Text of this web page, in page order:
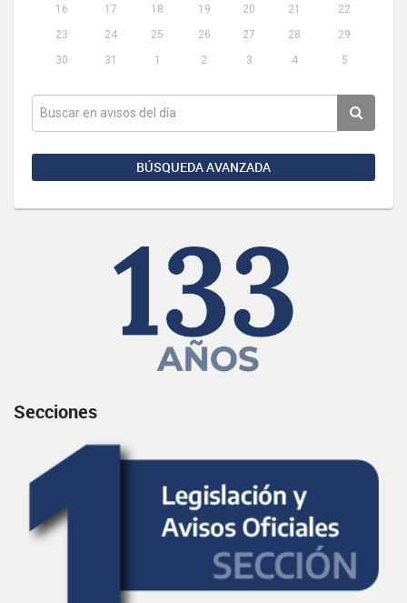
16
17 18 19 20 21
22
23
24 25 26 27 28
29
30
31 1 2 3 4 5
BÚSQUEDA AVANZADA
Secciones